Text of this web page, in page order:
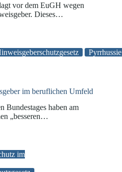
vor dem EuGH wegen
Dieses…
im beruflichen Umfeld
Bundestages haben am
„besseren…
im